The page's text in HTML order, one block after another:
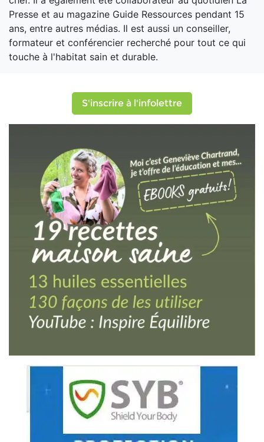
Presse et au magazine Guide Ressources pendant 15
ans, entre autres médias. Il est aussi un conseiller,
formateur et conférencier recherché pour tout ce qui
touche à l'habitat sain et durable.
S'inscrire à l'infolettre